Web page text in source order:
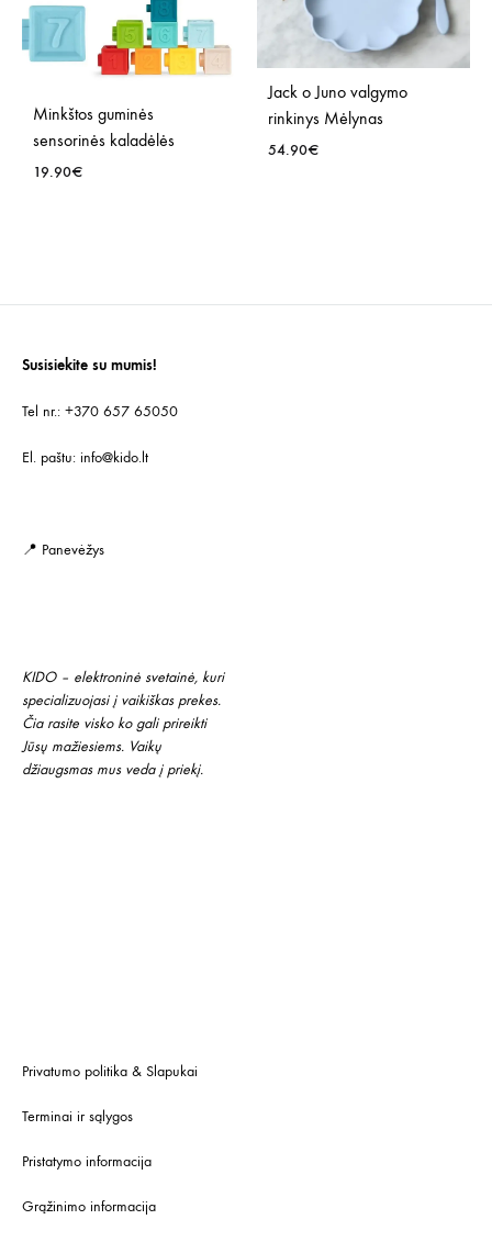
Minkštos guminės
sensorinės kaladėlės
19.90€
Jack o Juno valgymo
rinkinys Mėlynas
54.90€
Susisiekite su mumis!
Tel nr.: +370 657 65050
El. paštu: info@kido.lt
📍 Panevėžys
KIDO – elektroninė svetainė, kuri
specializuojasi į vaikiškas prekes.
Čia rasite visko ko gali prireikti
Jūsų mažiesiems. Vaikų
džiaugsmas mus veda į priekį.
Privatumo politika & Slapukai
Terminai ir sąlygos
Pristatymo informacija
Grąžinimo informacija